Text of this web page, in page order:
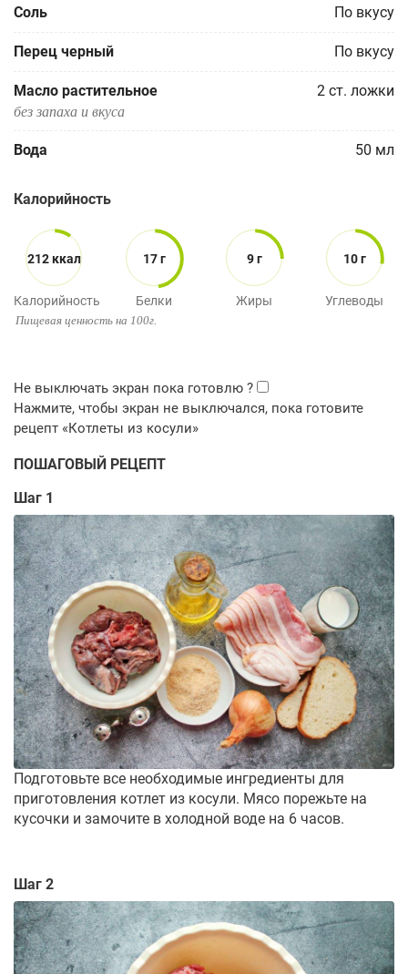
Соль По вкусу
Перец черный По вкусу
Масло растительное 2 ст. ложки
без запаха и вкуса
Вода 50 мл
Калорийность
212 ккал
Калорийность
17 г
Белки
9 г
Жиры
10 г
Углеводы
Пищевая ценность на 100г.
ПОШАГОВЫЙ РЕЦЕПТ
Шаг 1
Подготовьте все необходимые ингредиенты для
приготовления котлет из косули. Мясо порежьте на
кусочки и замочите в холодной воде на 6 часов.
Шаг 2